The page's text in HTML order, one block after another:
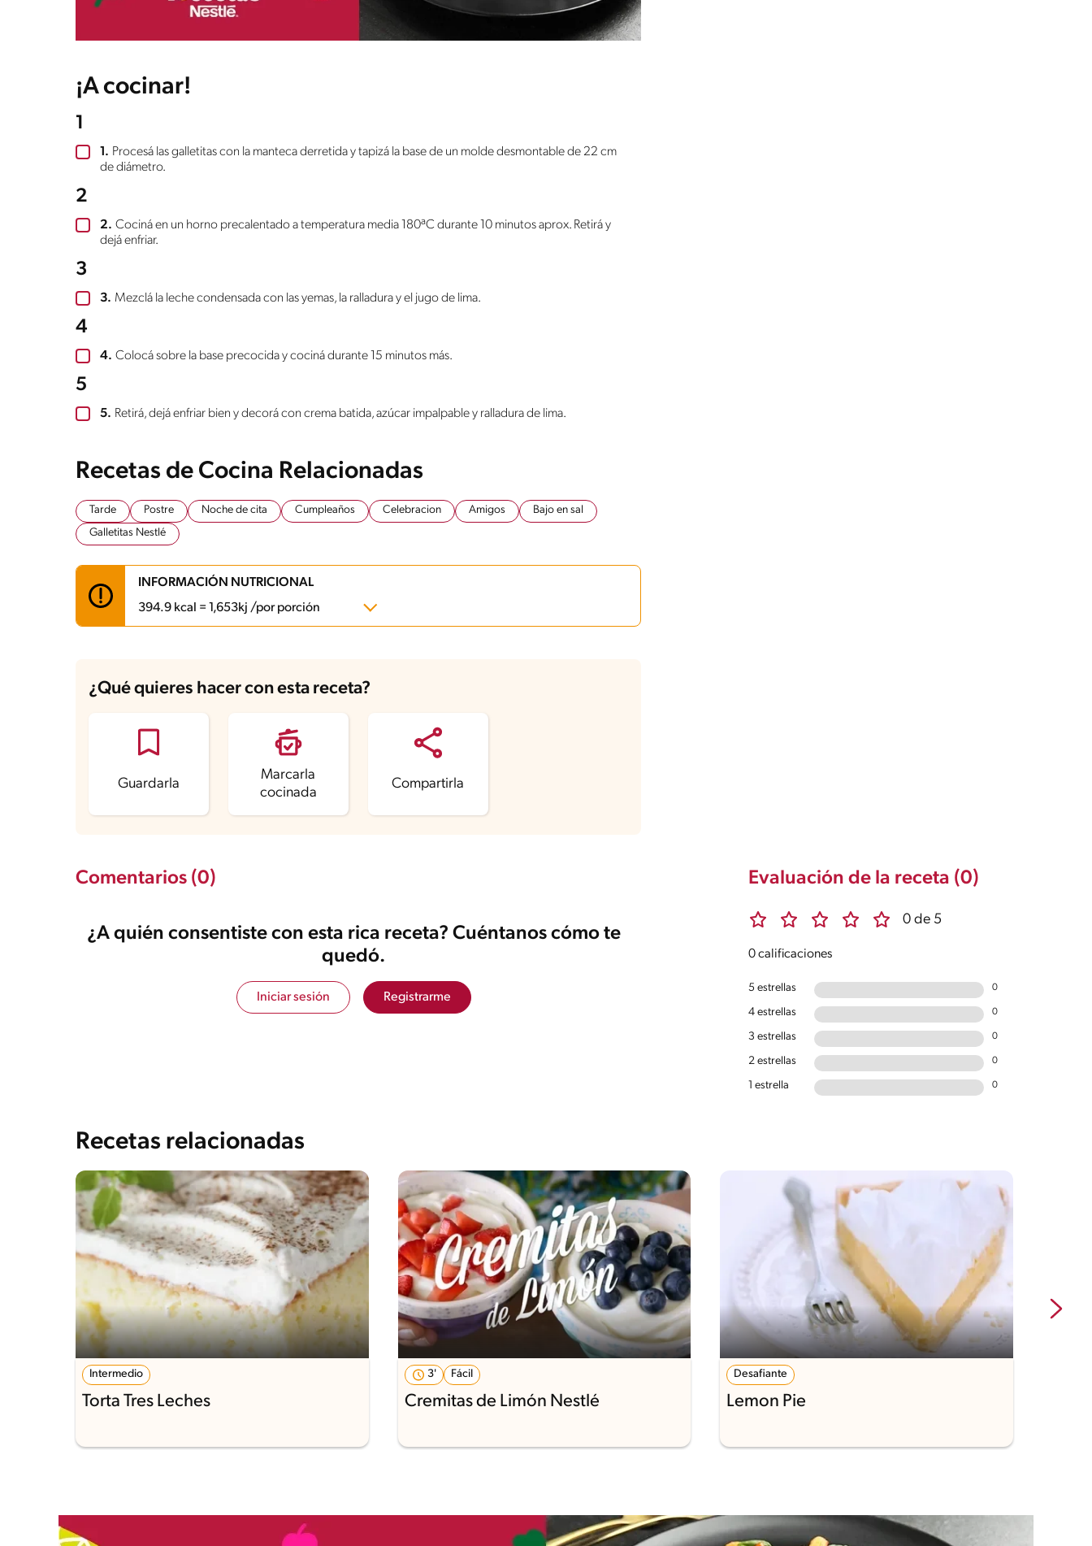
¡A cocinar!
1
1. Procesá las galletitas con la manteca derretida y tapizá la base de un molde desmontable de 22 cm
de diámetro.
2
2. Cociná en un horno precalentado a temperatura media 180ªC durante 10 minutos aprox. Retirá y
dejá enfriar.
3
3. Mezclá la leche condensada con las yemas, la ralladura y el jugo de lima.
4
4. Colocá sobre la base precocida y cociná durante 15 minutos más.
5
5. Retirá, dejá enfriar bien y decorá con crema batida, azúcar impalpable y ralladura de lima.
Recetas de Cocina Relacionadas
Tarde Postre Noche de cita Cumpleaños Celebracion Amigos
Bajo en sal
Galletitas Nestlé
INFORMACIÓN NUTRICIONAL
394.9 kcal = 1,653kj /por porción
Energía
394.9 kcal
Grasas 7.8 g
Sodio
¿Qué quieres hacer con esta receta?
Guardarla
Marcarla
cocinada
Compartirla
Evaluación de la receta (0)
0 de 5
0 calificaciones
5 estrellas 0
4 estrellas 0
3 estrellas 0
2 estrellas 0
1 estrella 0
Comentarios (0)
¿A quién consentiste con esta rica receta? Cuéntanos cómo te
quedó.
Iniciar sesión Registrarme
Recetas relacionadas
Intermedio
Torta Tres Leches
3' Fácil
Cremitas de Limón Nestlé
Desafiante
Lemon Pie